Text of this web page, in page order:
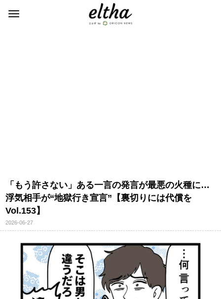
「もう許さない」ある一言の発言が最悪の火種に…
浮気相手が“地獄行き宣言”【裏切りには代償を
Vol.153】
2026-06-27